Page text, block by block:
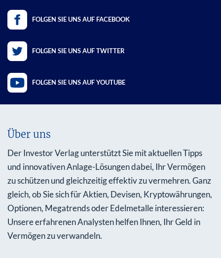
FOLGEN SIE UNS AUF FACEBOOK
FOLGEN SIE UNS AUF TWITTER
FOLGEN SIE UNS AUF YOUTUBE
Über uns
Der Investor Verlag unterstützt Sie mit aktuellen Tipps
und innovativen Anlage-Lösungen dabei, Ihr Vermögen
zu schützen und gleichzeitig effektiv zu vermehren. Ganz
gleich, ob Sie sich für Aktien, Devisen, Kryptowährungen,
Optionen, Megatrends oder Edelmetalle interessieren:
Unsere erfahrenen Analysten helfen Ihnen, Ihr Geld in
Vermögen zu verwandeln.